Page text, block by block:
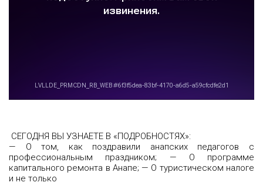
СЕГОДНЯ ВЫ УЗНАЕТЕ В «ПОДРОБНОСТЯХ»:
— О том, как поздравили анапских педагогов с
профессиональным праздником; — О программе
капитального ремонта в Анапе; — О туристическом налоге
и не только